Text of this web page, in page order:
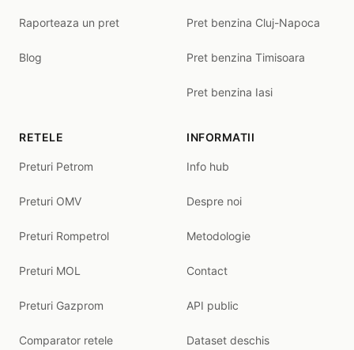
Raporteaza un pret
Blog
Pret benzina Cluj-Napoca
Pret benzina Timisoara
Pret benzina Iasi
RETELE
Preturi Petrom
Preturi OMV
Preturi Rompetrol
Preturi MOL
Preturi Gazprom
Comparator retele
INFORMATII
Info hub
Despre noi
Metodologie
Contact
API public
Dataset deschis